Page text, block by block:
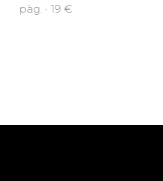
pàg. · 19 €